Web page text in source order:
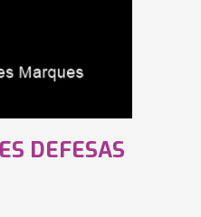
DEFESAS